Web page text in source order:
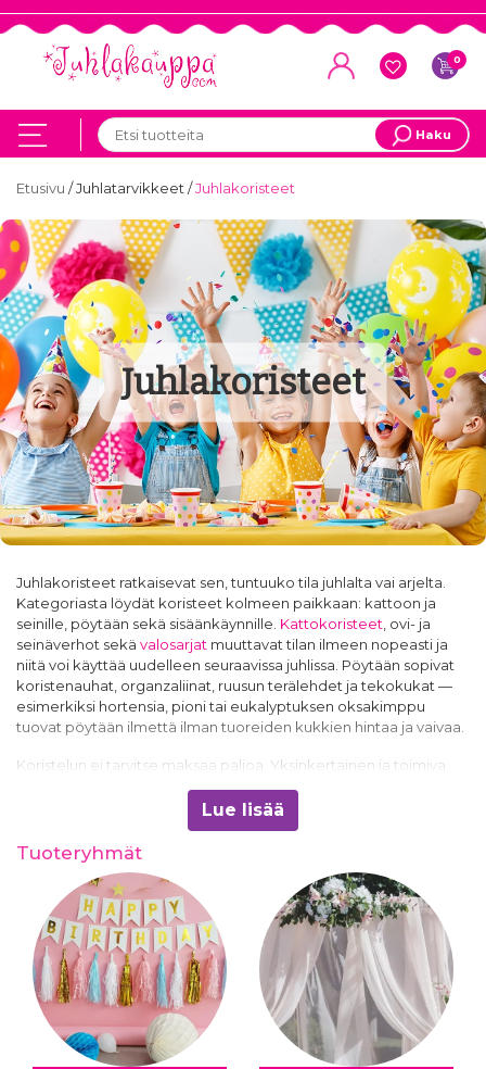
0
Haku
Etusivu /Juhlatarvikkeet/Juhlakoristeet
Juhlakoristeet
Juhlakoristeet ratkaisevat sen, tuntuuko tila juhlalta vai arjelta.
Kategoriasta löydät koristeet kolmeen paikkaan: kattoon ja
seinille, pöytään sekä sisäänkäynnille. Kattokoristeet, ovi- ja
seinäverhot sekä valosarjat muuttavat tilan ilmeen nopeasti ja
niitä voi käyttää uudelleen seuraavissa juhlissa. Pöytään sopivat
koristenauhat, organzaliinat, ruusun terälehdet ja tekokukat —
esimerkiksi hortensia, pioni tai eukalyptuksen oksakimppu
tuovat pöytään ilmettä ilman tuoreiden kukkien hintaa ja vaivaa.
Koristelun ei tarvitse maksaa paljoa. Yksinkertainen ja toimiva
tapa on valita kaksi tai kolme väriä ja toistaa niitä: sama sävy
lippuviireissä, lautasliinoissa ja pöytäkoristeissa näyttää harkitulta,
vaikka osat olisivat edullisia.Konfetit ja konfettitykit
yksityiskohta, joka näkyy kuvissa. Jos juhlissa on kakku, katso
myös koristekukat kakkuun sekä
kakkukoristeet ja -kynttilät
kakku on useimmiten se kohta, jota kuvataan eniten.
Lue lisää
Tuoteryhmät